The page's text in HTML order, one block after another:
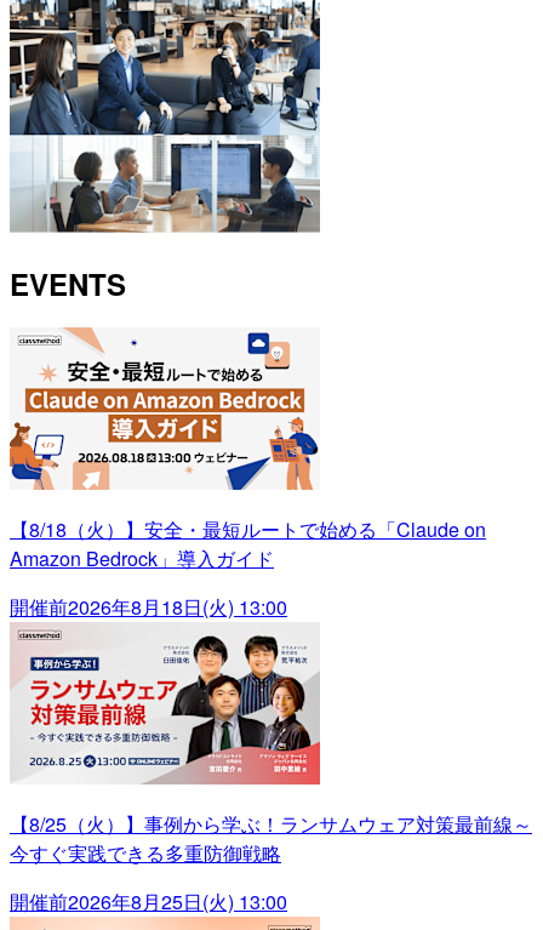
EVENTS
【8/18（火）】安全・最短ルートで始める「Claude on
Amazon Bedrock」導入ガイド
開催前2026年8月18日(火) 13:00
【8/25（火）】事例から学ぶ！ランサムウェア対策最前線～
今すぐ実践できる多重防御戦略
開催前2026年8月25日(火) 13:00